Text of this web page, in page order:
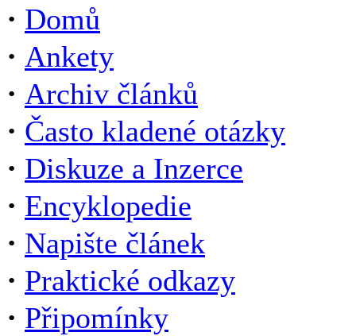
· Domů
· Ankety
· Archiv článků
· Často kladené otázky
· Diskuze a Inzerce
· Encyklopedie
· Napište článek
· Praktické odkazy
· Připomínky